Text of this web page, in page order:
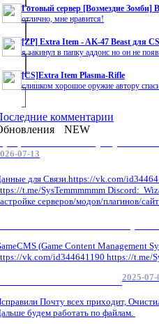
Готовый сервер [Возмездие Зомби]
отлично, мне нравится!
[ZP] Extra Item - AK-47 Beast для
я закинул в папку аддонс но он не
[CS]Extra Item Plasma-Rifle
слишком хорошое оружие автору
комментарии
NEW
07-13
для Связи.https://vk.com/
t.me/SysTemmmmmm Discord:
серверов/модов/плагинов/
(Game Content Management
vk.com/id344641190 https://t.me/
2025-07-
Почту всех приходит,
будем работать по файлам.